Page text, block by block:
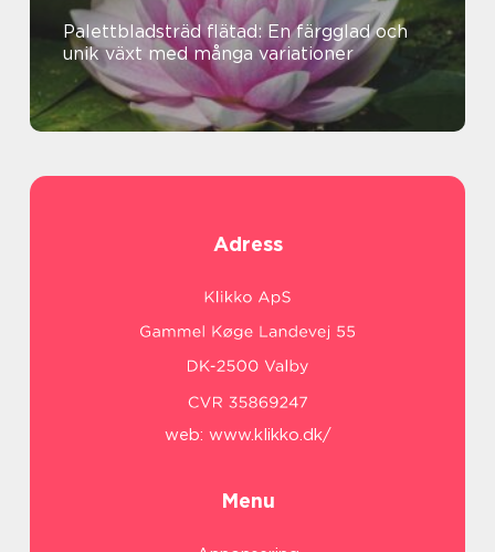
Palettbladsträd flätad: En färgglad och
unik växt med många variationer
Adress
web: www.klikko.dk/
Menu